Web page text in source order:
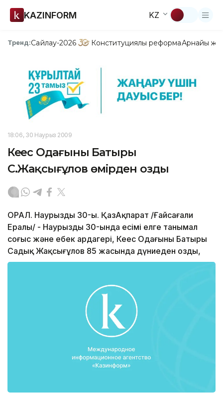
KAZINFORM KZ
Тренд:Сайлау-2026 Конституциялық реформаАрнайы
18:06, 30 Наурыз 2009
Кеңес Одағының Батыры
С.Жақсығұлов өмірден озды
ОРАЛ. Наурыздың 30-ы. ҚазАқпарат /Ғайсағали
Ералы/ - Наурыздың 30-ында есімі елге танымал
соғыс және еңбек ардагері, Кеңес Одағының Батыры
Садық Жақсығұлов 85 жасында дүниеден озды,